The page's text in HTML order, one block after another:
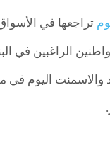
تراجعها في
الراغبين في
والاسمنت اليوم في